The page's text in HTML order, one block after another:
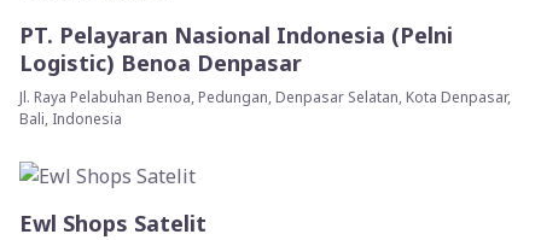
PT. Pelayaran Nasional Indonesia (Pelni
Logistic) Benoa Denpasar
Jl. Raya Pelabuhan Benoa, Pedungan, Denpasar Selatan, Kota Denpasar,
Bali, Indonesia
Ewl Shops Satelit